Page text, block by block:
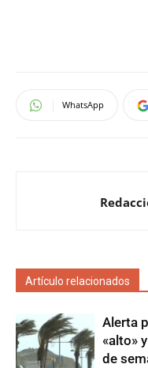
WhatsApp
Artículo relacionados
Alerta
«alto»
de